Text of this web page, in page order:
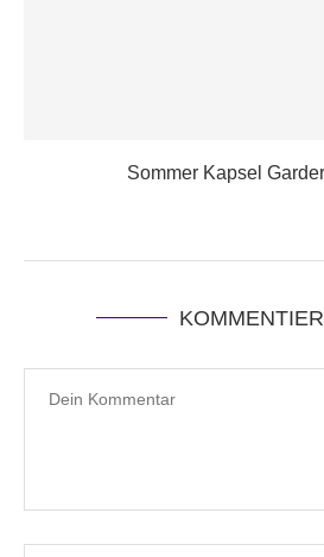
Sommer Kapsel